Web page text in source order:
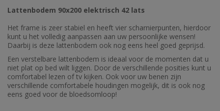
Lattenbodem 90x200 elektrisch 42 lats
Het frame is zeer stabiel en heeft vier scharnierpunten, hierdoor
kunt u het volledig aanpassen aan uw persoonlijke wensen!
Daarbij is deze lattenbodem ook nog eens heel goed geprijsd.
Een verstelbare lattenbodem is ideaal voor de momenten dat u
niet plat op bed wilt liggen. Door de verschillende posities kunt u
comfortabel lezen of tv kijken. Ook voor uw benen zijn
verschillende comfortabele houdingen mogelijk, dit is ook nog
eens goed voor de bloedsomloop!